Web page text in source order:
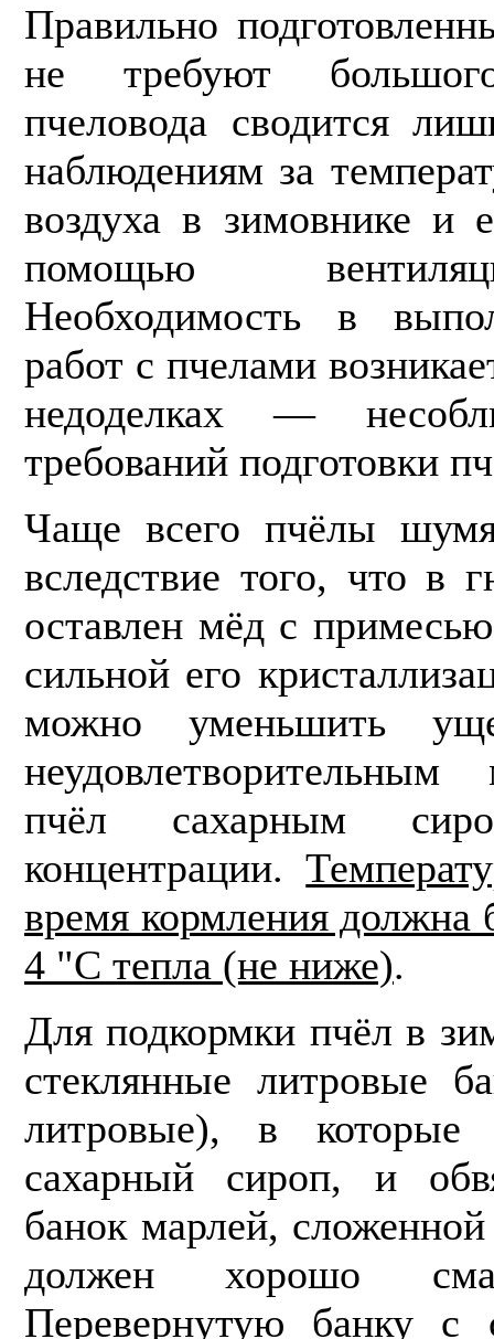
Правильно
не требуют
пчеловода сво­дится
наблюдениям за
воздуха в зимовнике и
помощью
Необходимость в
работ с пчелами
недоделках —
требований подготовки
Чаще всего пчёлы
вследствие того, что в
оставлен мёд с
сильной его
можно уменьшить
пчёл сахарным
концентрации.
время кормления должна
4 "С тепла (не ниже).
Для подкормки пчёл в
стеклянные литровые
литровые), в которые
сахарный сироп, и
банок марлей,
должен хорошо
Перевернутую банку с